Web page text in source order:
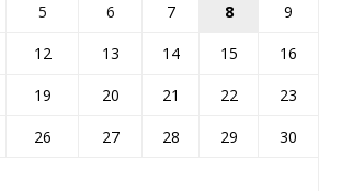
5 6 7 8
9
12 13 14 15
16
19 20 21 22
23
26 27 28 29
30